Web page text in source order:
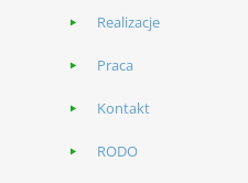
Realizacje
Praca
Kontakt
RODO